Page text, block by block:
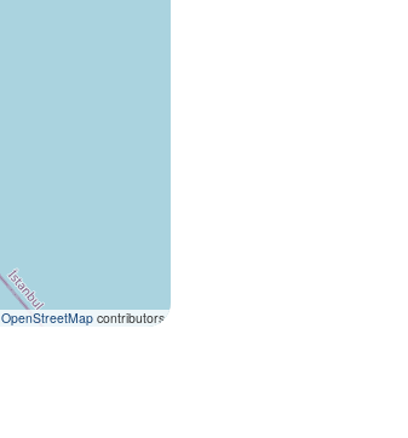
OpenStreetMap contributors